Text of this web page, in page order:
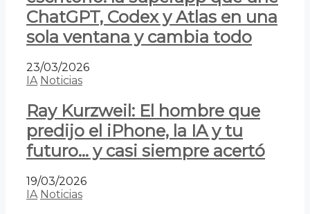
ChatGPT, Codex y Atlas en una
sola ventana y cambia todo
23/03/2026
IA Noticias
Ray Kurzweil: El hombre que
predijo el iPhone, la IA y tu
futuro… y casi siempre acertó
19/03/2026
IA Noticias